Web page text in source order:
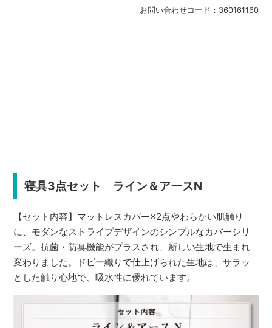
お問い合わせコード： 360161160
寝具3点セット ライン＆アースN
【セット内容】マットレスカバー×2点やわらかい肌触り
に、モダンなストライプデザインのシンプルなカバーシリ
ーズ。抗菌・防臭機能がプラスされ、新しい生地で生まれ
変わりました。ドビー織りで仕上げられた生地は、サラッ
とした触り心地で、吸水性に優れています。